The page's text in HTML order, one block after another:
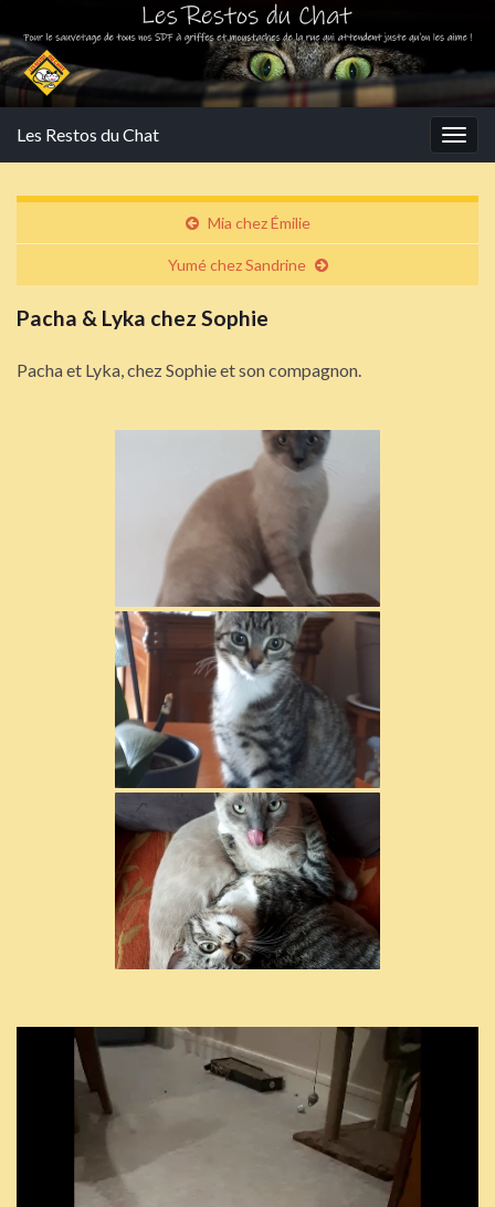
Les Restos du Chat
Mia chez Émilie
Yumé chez Sandrine
Pacha & Lyka chez Sophie
Pacha et Lyka, chez Sophie et son compagnon.